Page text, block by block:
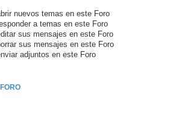
nuevos temas en este Foro
a temas en este Foro
sus mensajes en este Foro
sus mensajes en este Foro
adjuntos en este Foro
FORO